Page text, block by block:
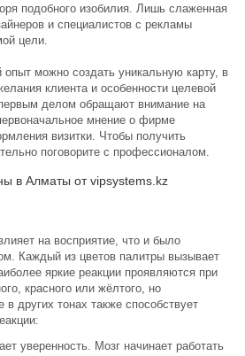
подобного изобилия. Лишь слаженная
и специалистов с рекламы
цели.
можно создать уникальную карту, в
клиента и особенности целевой
делом обращают внимание на
мнение о фирме
визитки. Чтобы получить
поговорите с профессионалом.
в Алматы от vipsystems.kz
на восприятие, что и было
Каждый из цветов палитры вызывает
яркие реакции проявляются при
красного или жёлтого, но
в других тонах также способствует
уверенность. Мозг начинает работать